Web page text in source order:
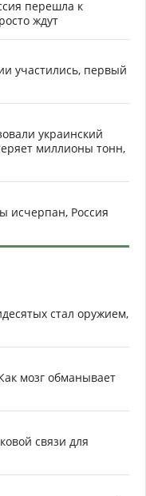
перешла к
ждут
участились, первый
украинский
миллионы тонн,
исчерпан, Россия
стал оружием,
мозг обманывает
связи для